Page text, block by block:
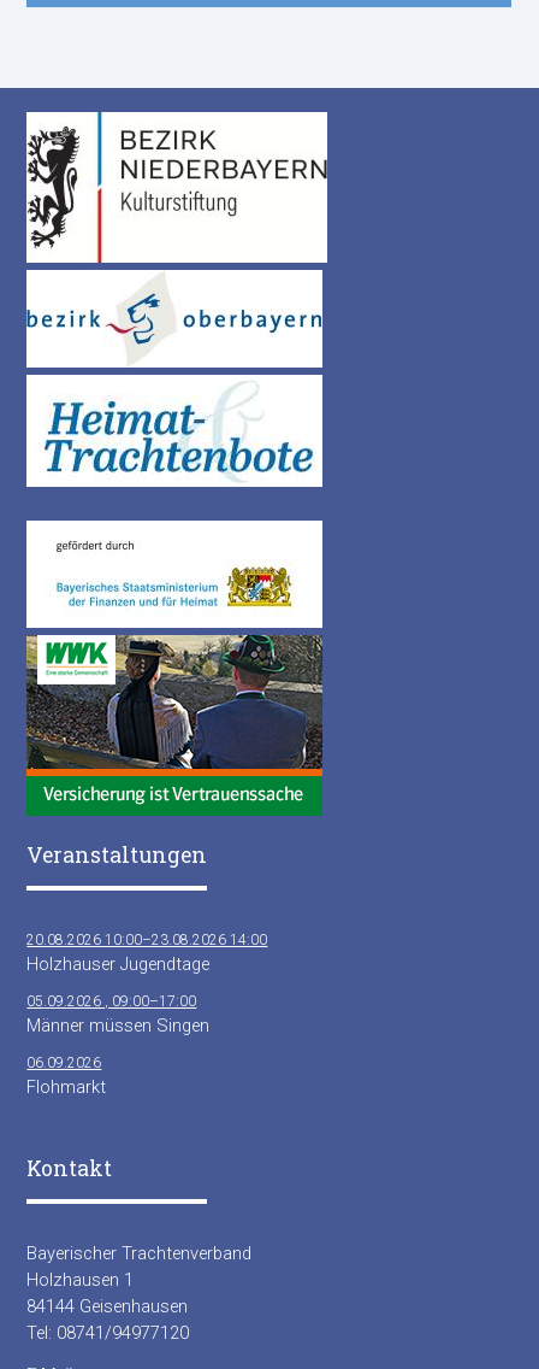
Veranstaltungen
20.08.2026 10:00–23.08.2026 14:00
Holzhauser Jugendtage
05.09.2026 , 09:00–17:00
Männer müssen Singen
06.09.2026
Flohmarkt
Kontakt
Bayerischer Trachtenverband
Holzhausen 1
84144 Geisenhausen
Tel: 08741/94977120